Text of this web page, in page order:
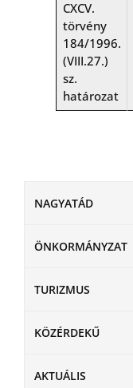
NAGYATÁD
ÖNKORMÁNYZAT
TURIZMUS
KÖZÉRDEKŰ
AKTUÁLIS
CXCV.
törvény
184/1996.
(VIII.27.)
sz.
határozat